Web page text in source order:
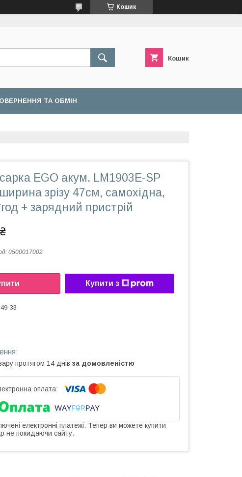
Кошик
Кошик
ТА ОБМІН
EGO акум. LM1903E-SP
зрізу 47см, самохідна,
+ зарядний пристрій
0500017002
Купити з
33
протягом 14 днів за домовленістю
електронні платежі. Тепер ви можете купити
не покидаючи сайту.